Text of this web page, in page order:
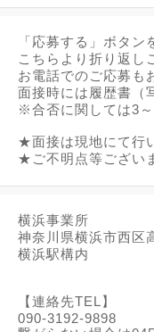
「応募する」ボタン
こちらより折り返し
お電話でのご応募も
面接時には履歴書（
※合否に関しては3～
★面接は現地にて行
★ご不明点等ござい
横浜事業所
神奈川県横浜市西区
横浜駅構内
【連絡先TEL】
090-3192-9898